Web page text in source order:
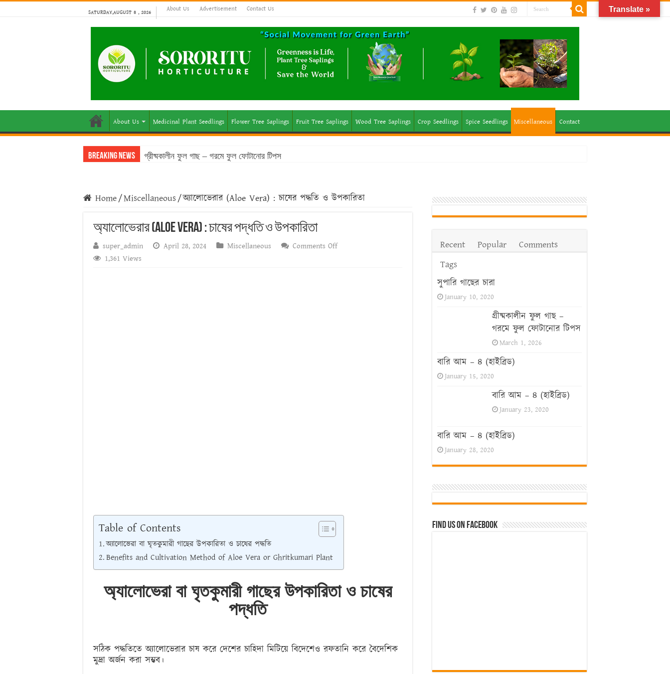
SATURDAY,AUGUST 8 , 2026 About Us Advertisement Contact Us
About Us Medicinal Plant Seedlings Flower Tree Saplings Fruit Tree Saplings Wood Tree Saplings Crop Seedlings Spice Seedlings Miscellaneous Contact
Breaking News গ্রীষ্মকালীন ফুল গাছ – গরমে ফুল ফোটানোর টিপস
বাংলাদেশে জনপ্রিয় মসলা গাছের তালিকা: অগণিত স্বাদের উৎস
Home/Miscellaneous /অ্যালোভেরার (Aloe Vera) : চাষের পদ্ধতি ও উপকারিতা
অ্যালোভেরার (Aloe Vera) : চাষের পদ্ধতি ও উপকারিতা
super_admin April 28, 2024 Miscellaneous Comments Offon
1,361 Views
Table of Contents
অ্যালোভেরা বা ঘৃতকুমারী গাছের উপকারিতা ও চাষের পদ্ধতি
Benefits and Cultivation Method of Aloe Vera or Ghritkumari Plant
অ্যালোভেরা বা ঘৃতকুমারী গাছের উপকারিতা ও চাষের
পদ্ধতি
সঠিক পদ্ধতিতে অ্যালোভেরার চাষ করে দেশের চাহিদা মিটিয়ে বিদেশেও রফতানি করে বৈদেশিক
মুদ্রা অর্জন করা সম্ভব।
Recent Popular
Comments
Tags
সুপারি গাছের চারা
January 10, 2020
গ্রীষ্মকালীন ফুল গাছ –
গরমে ফুল ফোটানোর টিপস
March 1, 2026
বারি আম – ৪ (হাইব্রিড)
January 15, 2020
বারি আম – ৪ (হাইব্রিড)
January 23, 2020
বারি আম – ৪ (হাইব্রিড)
January 28, 2020
Find us on Facebook
Translate »